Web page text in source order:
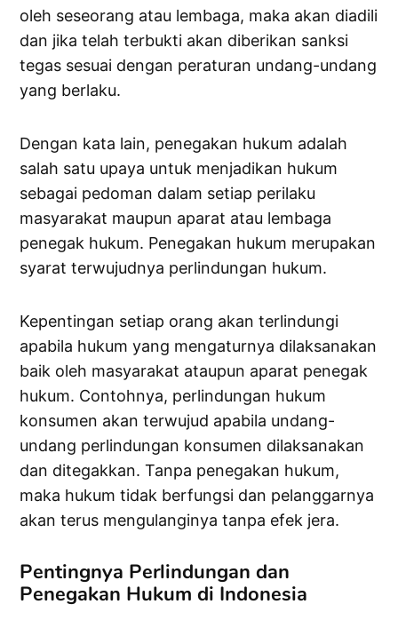
oleh seseorang atau lembaga, maka akan diadili
dan jika telah terbukti akan diberikan sanksi
tegas sesuai dengan peraturan undang-undang
yang berlaku.
Dengan kata lain, penegakan hukum adalah
salah satu upaya untuk menjadikan hukum
sebagai pedoman dalam setiap perilaku
masyarakat maupun aparat atau lembaga
penegak hukum. Penegakan hukum merupakan
syarat terwujudnya perlindungan hukum.
Kepentingan setiap orang akan terlindungi
apabila hukum yang mengaturnya dilaksanakan
baik oleh masyarakat ataupun aparat penegak
hukum. Contohnya, perlindungan hukum
konsumen akan terwujud apabila undang-
undang perlindungan konsumen dilaksanakan
dan ditegakkan. Tanpa penegakan hukum,
maka hukum tidak berfungsi dan pelanggarnya
akan terus mengulanginya tanpa efek jera.
Pentingnya Perlindungan dan
Penegakan Hukum di Indonesia